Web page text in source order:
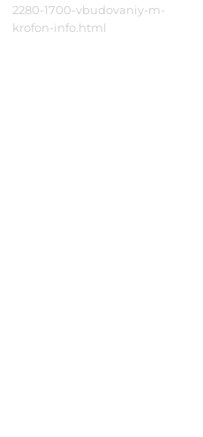
2280-1700-vbudovaniy-m-
krofon-info.html